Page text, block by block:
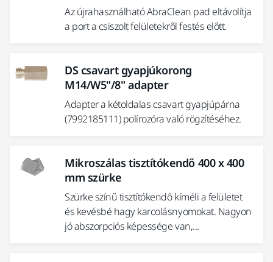
Az újrahasználható AbraClean pad eltávolítja
a port a csiszolt felületekről festés előtt.
DS csavart gyapjúkorong
M14/W5"/8" adapter
Adapter a kétoldalas csavart gyapjúpárna
(7992185111) polírozóra való rögzítéséhez.
Mikroszálas tisztítókendő 400 x 400
mm szürke
Szürke színű tisztítókendő kíméli a felületet
és kevésbé hagy karcolásnyomokat. Nagyon
jó abszorpciós képessége van,...